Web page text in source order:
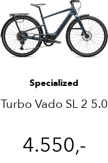
Specialized
Turbo Vado SL 2 5.0
4.550,-